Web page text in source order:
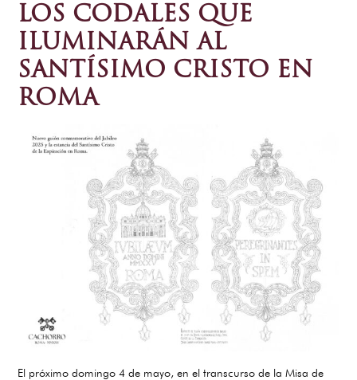
LOS CODALES QUE
ILUMINARÁN AL
SANTÍSIMO CRISTO EN
ROMA
El próximo domingo 4 de mayo, en el transcurso de la Misa de